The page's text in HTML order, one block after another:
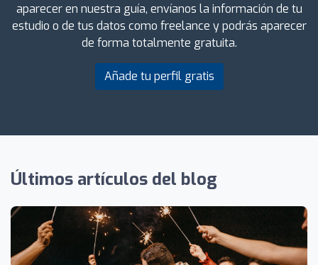
aparecer en nuestra guía, envíanos la información de tu
estudio o de tus datos como freelance y podrás aparecer
de forma totalmente gratuita.
Añade tu perfil gratis
Últimos artículos del blog